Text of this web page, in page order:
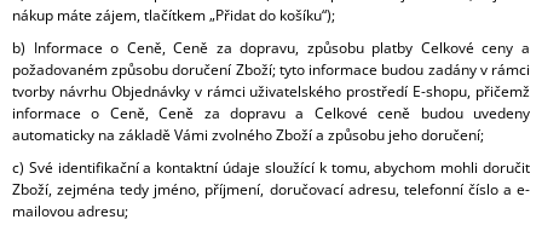
nákup máte zájem, tlačítkem „Přidat do košíku“);
b) Informace o Ceně, Ceně za dopravu, způsobu platby Celkové ceny a
požadovaném způsobu doručení Zboží; tyto informace budou zadány v rámci
tvorby návrhu Objednávky v rámci uživatelského prostředí E-shopu, přičemž
informace o Ceně, Ceně za dopravu a Celkové ceně budou uvedeny
automaticky na základě Vámi zvolného Zboží a způsobu jeho doručení;
c) Své identifikační a kontaktní údaje sloužící k tomu, abychom mohli doručit
Zboží, zejména tedy jméno, příjmení, doručovací adresu, telefonní číslo a e-
mailovou adresu;